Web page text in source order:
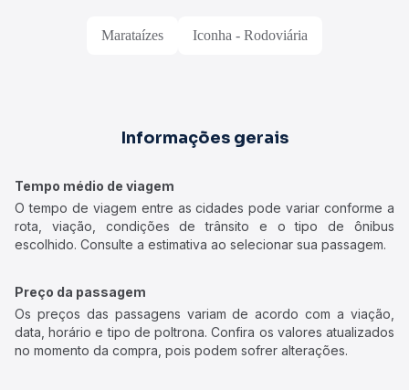
Marataízes Iconha - Rodoviária
Informações gerais
Tempo médio de viagem
O tempo de viagem entre as cidades pode variar conforme a
rota, viação, condições de trânsito e o tipo de ônibus
escolhido. Consulte a estimativa ao selecionar sua passagem.
Preço da passagem
Os preços das passagens variam de acordo com a viação,
data, horário e tipo de poltrona. Confira os valores atualizados
no momento da compra, pois podem sofrer alterações.